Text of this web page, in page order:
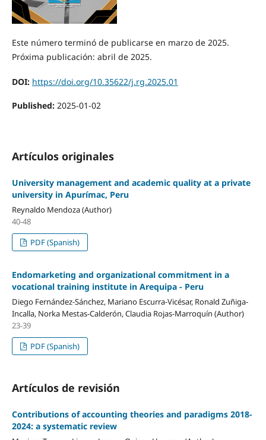
Este número terminó de publicarse en marzo de 2025.
Próxima publicación: abril de 2025.
DOI: https://doi.org/10.35622/j.rg.2025.01
Published: 2025-01-02
Artículos originales
University management and academic quality at a private
university in Apurímac, Peru
Reynaldo Mendoza (Author)
40-48
PDF (Spanish)
Endomarketing and organizational commitment in a
vocational training institute in Arequipa - Peru
Diego Fernández-Sánchez, Mariano Escurra-Vicésar, Ronald Zuñiga-
Incalla, Norka Mestas-Calderón, Claudia Rojas-Marroquín (Author)
23-39
PDF (Spanish)
Artículos de revisión
Contributions of accounting theories and paradigms 2018-
2024: a systematic review